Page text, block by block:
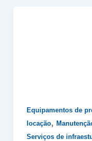
Equipamentos de
locação,
Serviços de